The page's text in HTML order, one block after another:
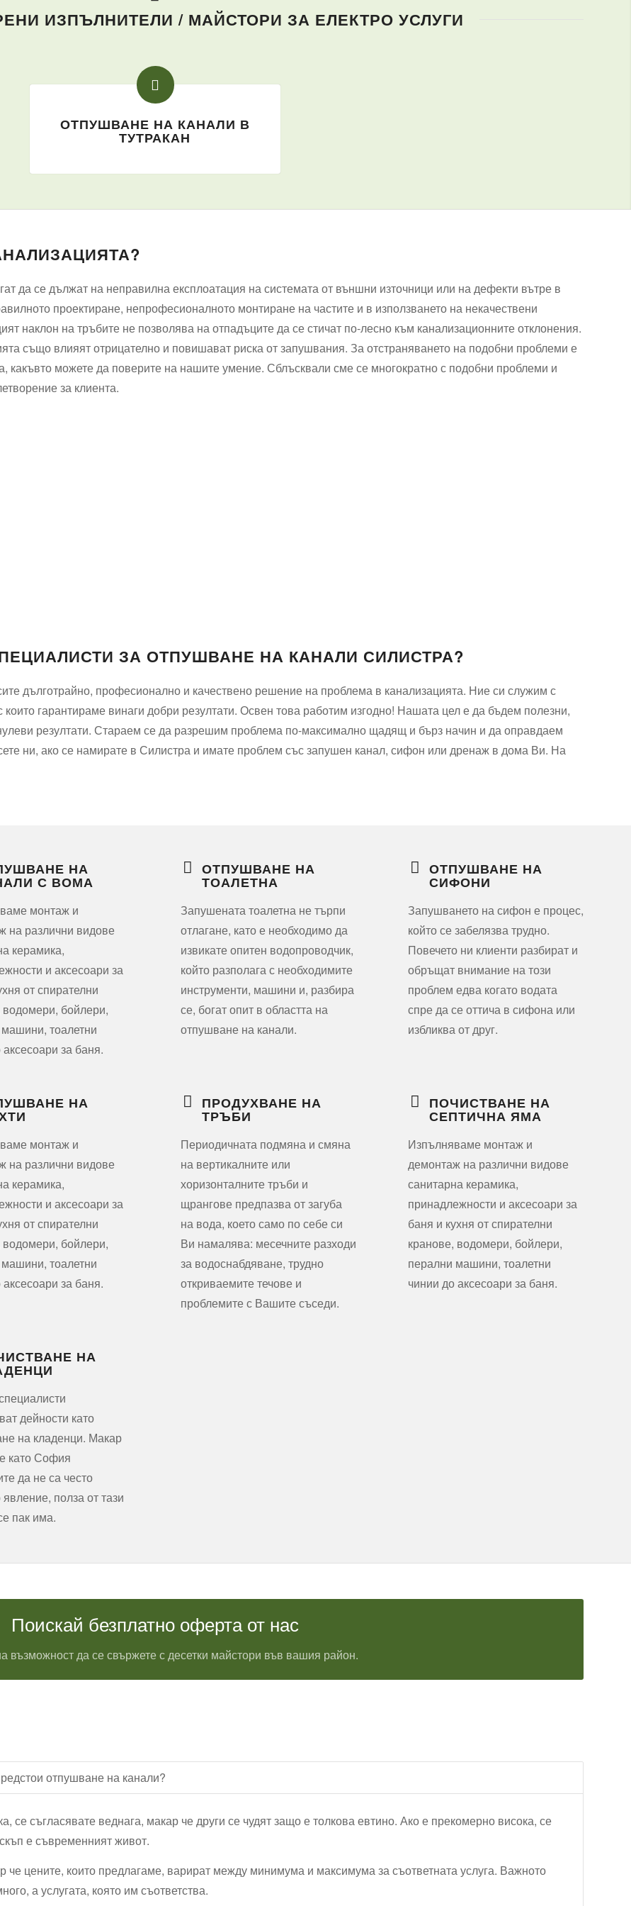
ИЗПЪЛНИТЕЛИ / МАЙСТОРИ ЗА ЕЛЕКТРО УСЛУГИ
ОТПУШВАНЕ НА КАНАЛИ В
ТУТРАКАН
да се дължат на неправилна експлоатация на системата от външни източници или на дефекти вътре в
проектиране, непрофесионалното монтиране на частите и в използването на некачествени
наклон на тръбите не позволява на отпадъците да се стичат по-лесно към канализационните отклонения.
също влияят отрицателно и повишават риска от запушвания. За отстраняването на подобни проблеми е
какъвто можете да поверите на нашите умение. Сблъсквали сме се многократно с подобни проблеми и
за клиента.
ЗА ОТПУШВАНЕ НА КАНАЛИ СИЛИСТРА?
дълготрайно, професионално и качествено решение на проблема в канализацията. Ние си служим с
които гарантираме винаги добри резултати. Освен това работим изгодно! Нашата цел е да бъдем полезни,
резултати. Стараем се да разрешим проблема по-максимално щадящ и бърз начин и да оправдаем
ни, ако се намирате в Силистра и имате проблем със запушен канал, сифон или дренаж в дома Ви. На
НА
С ВОМА
монтаж и
на различни видове
керамика,
и аксесоари за
от спирателни
водомери, бойлери,
тоалетни
за баня.
ОТПУШВАНЕ НА
ТОАЛЕТНА
Запушената тоалетна не търпи
отлагане, като е необходимо да
извикате опитен водопроводчик,
който разполага с необходимите
инструменти, машини и, разбира
се, богат опит в областта на
отпушване на канали.
ОТПУШВАНЕ НА
СИФОНИ
Запушването на сифон е процес,
който се забелязва трудно.
Повечето ни клиенти разбират и
обръщат внимание на този
проблем едва когато водата
спре да се оттича в сифона или
избликва от друг.
НА
монтаж и
на различни видове
керамика,
и аксесоари за
от спирателни
водомери, бойлери,
тоалетни
за баня.
ПРОДУХВАНЕ НА
ТРЪБИ
Периодичната подмяна и смяна
на вертикалните или
хоризонталните тръби и
щрангове предпазва от загуба
на вода, което само по себе си
Ви намалява: месечните разходи
за водоснабдяване, трудно
откриваемите течове и
проблемите с Вашите съседи.
ПОЧИСТВАНЕ НА
СЕПТИЧНА ЯМА
Изпълняваме монтаж и
демонтаж на различни видове
санитарна керамика,
принадлежности и аксесоари за
баня и кухня от спирателни
кранове, водомери, бойлери,
перални машини, тоалетни
чинии до аксесоари за баня.
НА
дейности като
на кладенци. Макар
като София
да не са често
полза от тази
пак има.
Поискай безплатно оферта от нас
възможност да се свържете с десетки майстори във вашия район.
отпушване на канали?
се съгласявате веднага, макар че други се чудят защо е толкова евтино. Ако е прекомерно висока, се
е съвременният живот.
че цените, които предлагаме, варират между минимума и максимума за съответната услуга. Важното
а услугата, която им съответства.